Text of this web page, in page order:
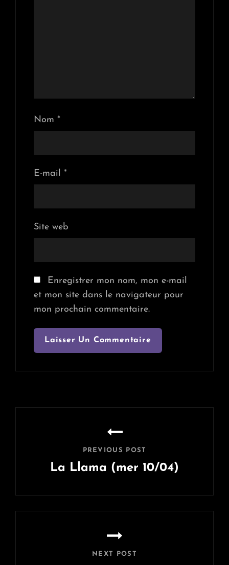
Nom *
E-mail *
Site web
Enregistrer mon nom, mon e-mail
et mon site dans le navigateur pour
mon prochain commentaire.
PREVIOUS POST
La Llama (mer 10/04)
Post
NEXT POST